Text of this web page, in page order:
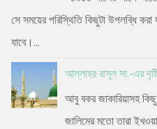
সে সময়ের পরিস্থিতি কিছুটা উপলব্ধি করা
যাবে।...
আল্লাহর রাসূল সা.-এর
আবু বকর জাকারিয়াসহ
জালিমের মতো তারা